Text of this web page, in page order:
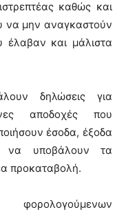
καθώς και
να μην αναγκαστούν
και μάλιστα
δηλώσεις για
αποδοχές που
έσοδα, έξοδα
να υποβάλουν τα
προκαταβολή.